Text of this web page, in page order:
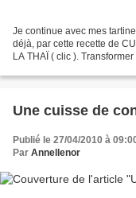
Je continue avec mes
déjà, par cette recette de
LA THAÏ ( clic ).
Une cuisse de
Publié le 27/04/2010 à
Par Annellenor